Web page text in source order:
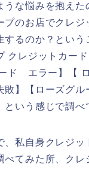
うな悩みを抱えた
プのお店でクレジ
するのか？という
クレジットカー
ド エラー】【
】【ローズグル
いう感じで調べ
、私自身クレジッ
べてみた所、クレ